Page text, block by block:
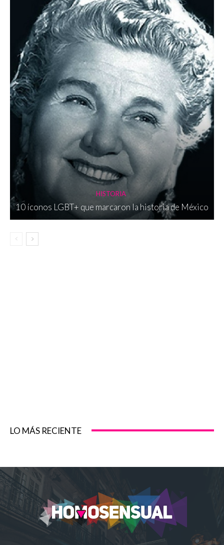
HISTORIA
10 íconos LGBT+ que marcaron la historia de México
LO MÁS RECIENTE